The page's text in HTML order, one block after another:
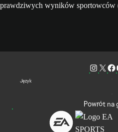
prawdziwych wyników sportowców
Język
Powrót na